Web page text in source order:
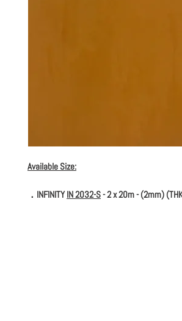
Available Size:
．INFINITYIN 2032-S- 2 x 20m - (2mm)